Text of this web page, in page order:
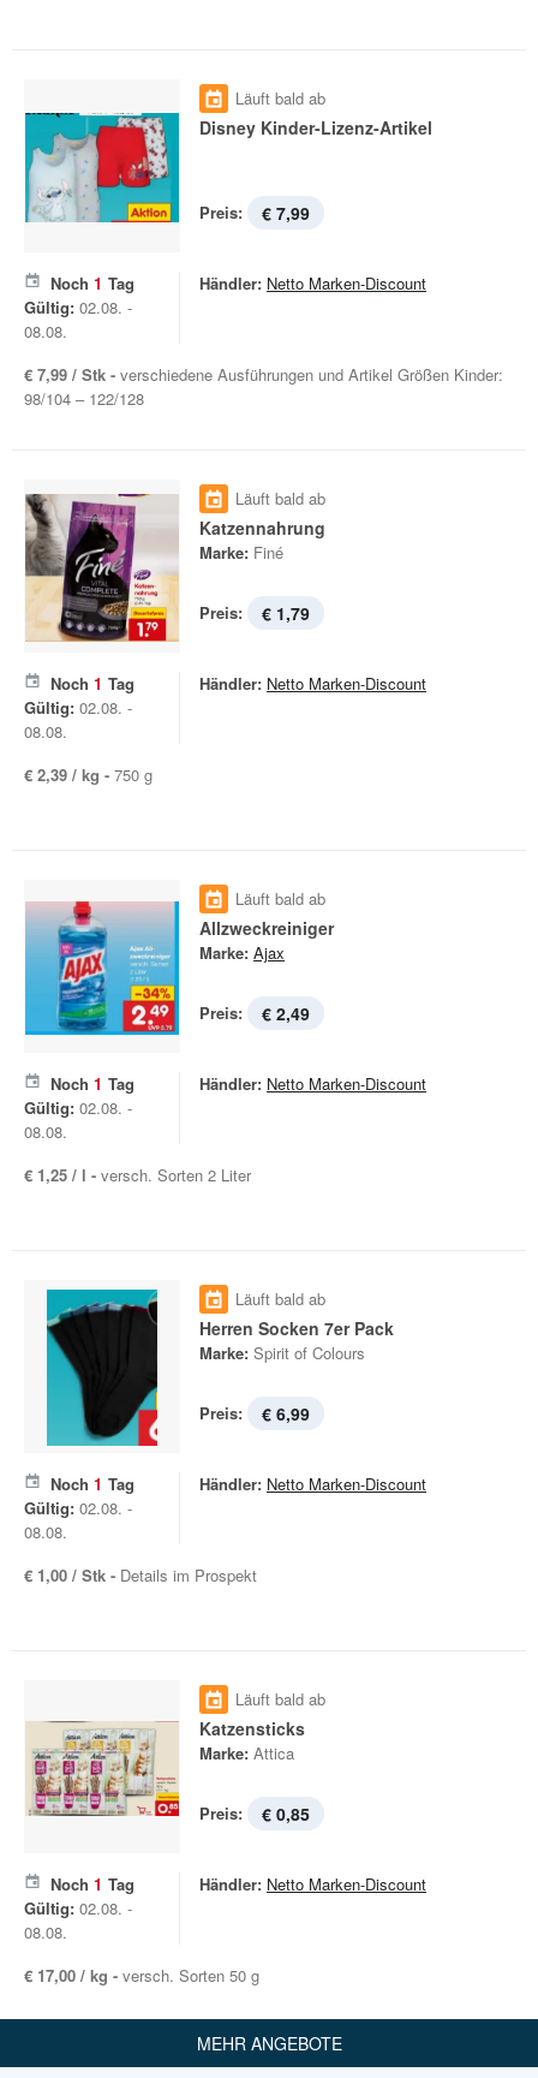
Läuft bald ab
Disney Kinder-Lizenz-Artikel
Preis: € 7,99
Noch 1 Tag
Gültig: 02.08. -
08.08.
Händler: Netto Marken-Discount
€ 7,99 / Stk - verschiedene Ausführungen und Artikel Größen Kinder:
98/104 – 122/128
Läuft bald ab
Katzennahrung
Marke: Finé
Preis: € 1,79
Noch 1 Tag
Gültig: 02.08. -
08.08.
Händler: Netto Marken-Discount
€ 2,39 / kg - 750 g
Läuft bald ab
Allzweckreiniger
Marke: Ajax
Preis: € 2,49
Noch 1 Tag
Gültig: 02.08. -
08.08.
Händler: Netto Marken-Discount
€ 1,25 / l - versch. Sorten 2 Liter
Läuft bald ab
Herren Socken 7er Pack
Marke: Spirit of Colours
Preis: € 6,99
Noch 1 Tag
Gültig: 02.08. -
08.08.
Händler: Netto Marken-Discount
€ 1,00 / Stk - Details im Prospekt
Läuft bald ab
Katzensticks
Marke: Attica
Preis: € 0,85
Noch 1 Tag
Gültig: 02.08. -
08.08.
Händler: Netto Marken-Discount
€ 17,00 / kg - versch. Sorten 50 g
MEHR ANGEBOTE